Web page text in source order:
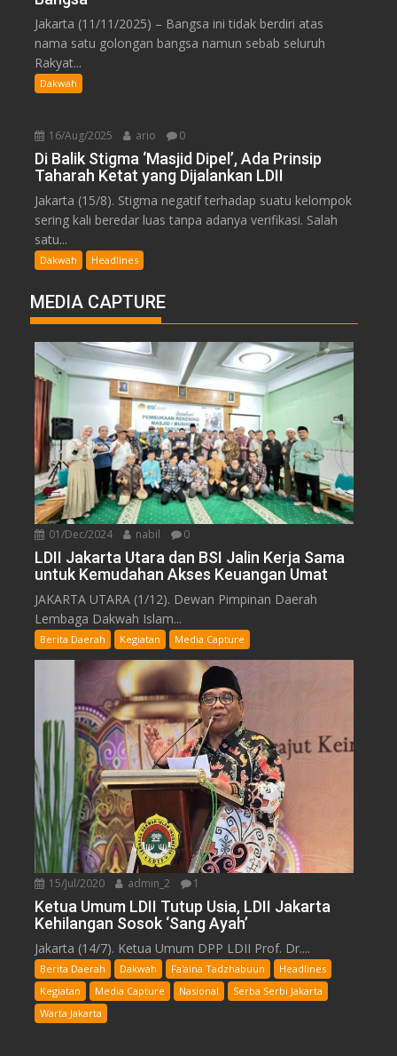
Jakarta (11/11/2025) – Bangsa ini tidak berdiri atas
nama satu golongan bangsa namun sebab seluruh
Rakyat...
Dakwah
16/Aug/2025 ario 0
Di Balik Stigma ‘Masjid Dipel’, Ada Prinsip
Taharah Ketat yang Dijalankan LDII
Jakarta (15/8). Stigma negatif terhadap suatu kelompok
sering kali beredar luas tanpa adanya verifikasi. Salah
satu...
Dakwah Headlines
MEDIA CAPTURE
01/Dec/2024 nabil 0
LDII Jakarta Utara dan BSI Jalin Kerja Sama
untuk Kemudahan Akses Keuangan Umat
JAKARTA UTARA (1/12). Dewan Pimpinan Daerah
Lembaga Dakwah Islam...
Berita Daerah Kegiatan Media Capture
15/Jul/2020 admin_2 1
Ketua Umum LDII Tutup Usia, LDII Jakarta
Kehilangan Sosok ‘Sang Ayah’
Jakarta (14/7). Ketua Umum DPP LDII Prof. Dr....
Berita Daerah Dakwah Fa'aina Tadzhabuun
Headlines
Kegiatan
Media Capture Nasional
Serba Serbi Jakarta
Warta Jakarta